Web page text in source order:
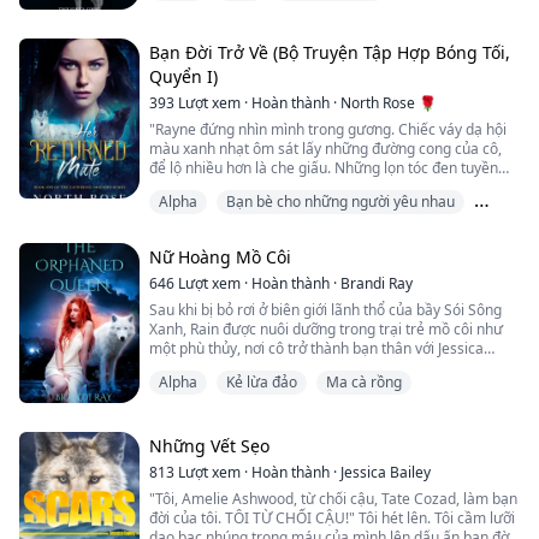
phòng của Vua. Rồi cô nghe thấy nó. Một âm thanh
khiến dạ dày cô quặn thắt và ngực đau nhói. Tiếng rên
rỉ phát ra từ ph...
Bạn Đời Trở Về (Bộ Truyện Tập Hợp Bóng Tối,
Quyển I)
393 Lượt xem · Hoàn thành · North Rose 🌹
"Rayne đứng nhìn mình trong gương. Chiếc váy dạ hội
màu xanh nhạt ôm sát lấy những đường cong của cô,
để lộ nhiều hơn là che giấu. Những lọn tóc đen tuyền
cổ trắng ngần. Tối nay là đêm mà hầu hết các con sói
tìm được bạn đời của mình. Chắc chắn tất cả bọn họ
đều đang tràn đầy phấn khích.
C...
Alpha
Bạn bè cho những người yêu nhau
Nữ Hoàng Mồ Côi
646 Lượt xem · Hoàn thành · Brandi Ray
Sau khi bị bỏ rơi ở biên giới lãnh thổ của bầy Sói Sông
Xanh, Rain được nuôi dưỡng trong trại trẻ mồ côi như
một phù thủy, nơi cô trở thành bạn thân với Jessica
nhật thứ mười bảy của Jessica, Jessica nói với Rain rằng
một cô bé người sói năm ...
Alpha Kẻ lừa đảo Ma cà rồng
Những Vết Sẹo
813 Lượt xem · Hoàn thành · Jessica Bailey
"Tôi, Amelie Ashwood, từ chối cậu, Tate Cozad, làm bạn
đời của tôi. TÔI TỪ CHỐI CẬU!" Tôi hét lên. Tôi cầm lưỡi